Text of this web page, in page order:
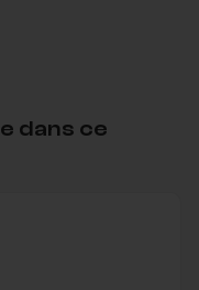
vous faudra
employée). Il est
dans ce